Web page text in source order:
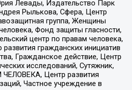
Левады, Издательство Парк
Рылькова, Сфера, Центр
группа, Женщины
Фонд защиты гласности,
центр по правам человека,
гражданских инициатив
Гражданское действие, Центр
исследований, Сутяжник,
Центр развития
Частное учреждение в